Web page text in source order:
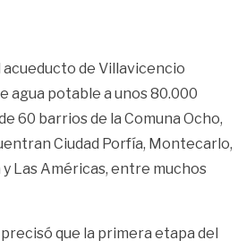
de Villavicencio
agua potable a unos 80.000
60 barrios de la Comuna Ocho,
Ciudad Porfía, Montecarlo,
y Las Américas, entre muchos
que la primera etapa del